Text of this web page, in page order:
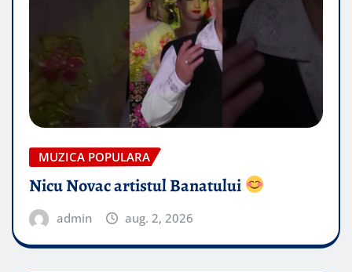
MUZICA POPULARA
Nicu Novac artistul Banatului
admin aug. 2, 2026